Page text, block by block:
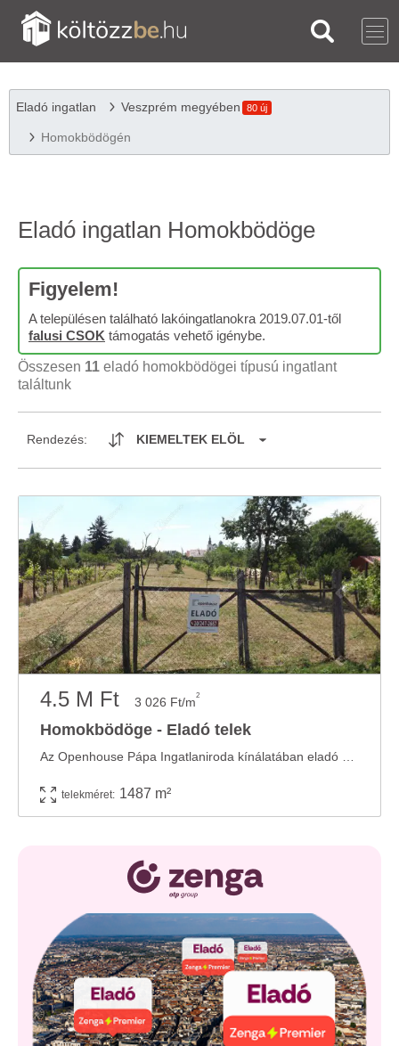
Eladó ingatlan Veszprém megyében 80 új
Homokbödögén
Eladó ingatlan Homokbödöge
Figyelem!
A településen található lakóingatlanokra 2019.07.01-től
falusi CSOK támogatás vehető igénybe.
Összesen 11 eladó homokbödögei típusú ingatlant
találtunk
Rendezés: KIEMELTEK ELÖL
4.5 M Ft 3 026 Ft/m2
Homokbödöge - Eladó telek
telekméret: 1487 m²